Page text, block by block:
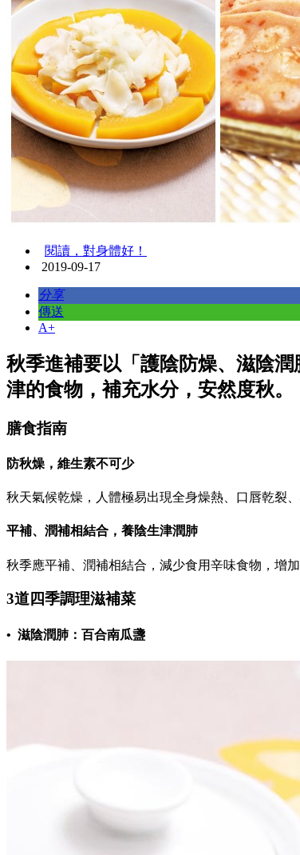
閱讀，對身體好！
2019-09-17
分享
傳送
A+
秋季進補要以「護陰防燥、滋陰
津的食物，補充水分，安然度秋。
膳食指南
防秋燥，維生素不可少
秋天氣候乾燥，人體極易出現全身燥熱、口唇乾裂
平補、潤補相結合，養陰生津潤肺
秋季應平補、潤補相結合，減少食用辛味食物，增
3道四季調理滋補菜
• 滋陰潤肺：百合南瓜盞